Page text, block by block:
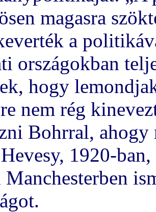
magasra
a
országokban
hogy
nem rég
Bohrral, ahogy
1920-